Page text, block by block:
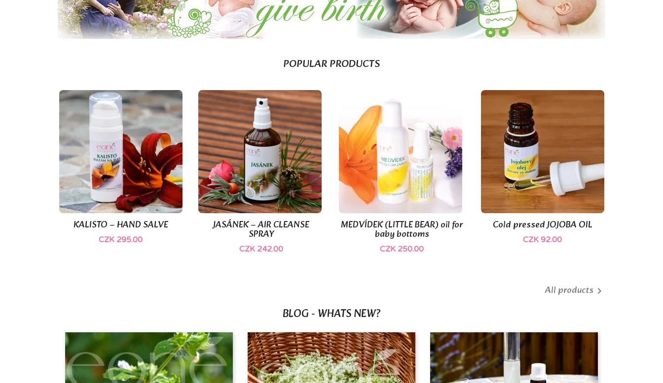
POPULAR PRODUCTS
KALISTO – HAND SALVE
CZK 295.00
Quick view JASÁNEK – AIR CLEANSE
SPRAY
CZK 242.00
(1)
Quick view MEDVÍDEK (LITTLE BEAR) oil for
baby bottoms
CZK 250.00
Quick view Cold pressed JOJOBA OIL
CZK 92.00
Quick view
All products 
BLOG - WHATS NEW?